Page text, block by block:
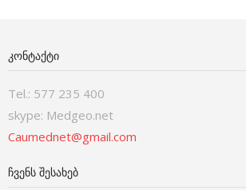
ᲙᲝᲜᲢᲐᲥᲢᲘ
Tel.: 577 235 400
skype: Medgeo.net
Caumednet@gmail.com
ᲩᲕᲔᲜᲡ ᲨᲔᲡᲐᲮᲔᲑ